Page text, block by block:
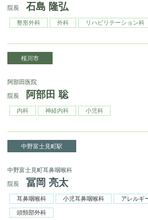
院長
石島 隆弘
整形外科 外科 リハビリテーション科
桜川市
阿部田医院
院長
阿部田 聡
内科 神経内科 小児科
中野富士見町駅
中野富士見町耳鼻咽喉科
院長
冨岡 亮太
耳鼻咽喉科 小児耳鼻咽喉科
アレルギ
頭頸部外科